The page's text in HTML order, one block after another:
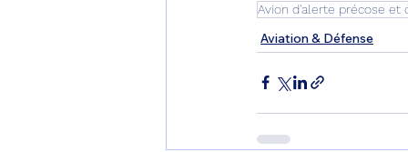
Avion d'alerte précose et
Aviation & Défense